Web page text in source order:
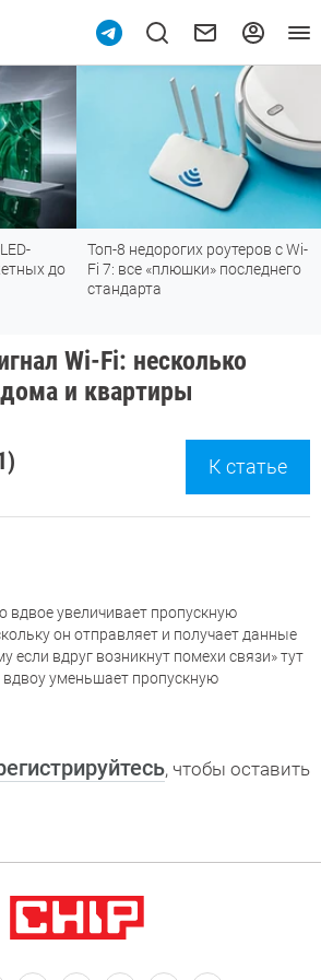
до
Топ-8 недорогих роутеров с Wi-
Fi 7: все «плюшки» последнего
стандарта
Wi-Fi: несколько
и квартиры
К статье
вдвое увеличивает пропускную
он отправляет и получает данные
если вдруг возникнут помехи связи» тут
вдвоу уменьшает пропускную
, чтобы оставить